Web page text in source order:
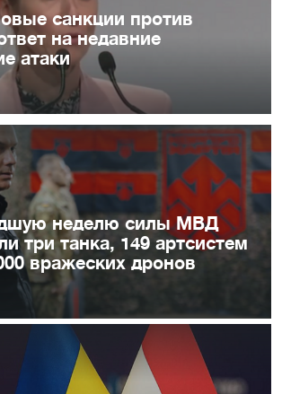
санкции против
на недавние
атаки
неделю силы МВД
три танка, 149 артсистем
вражеских дронов